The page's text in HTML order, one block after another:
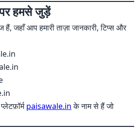
पर हमसे जुड़ें
हैं, जहाँ आप हमारी ताज़ा जानकारी, टिप्स और
paisawale.inके नाम से हैं जो